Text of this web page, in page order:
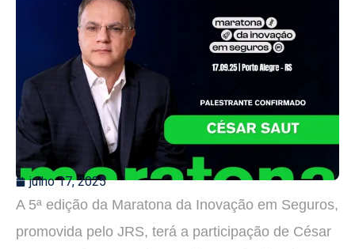
julho 17, 2025
A 5ª edição da Maratona da Inovação em Seguros,
promovida pelo JRS, terá a participação de César